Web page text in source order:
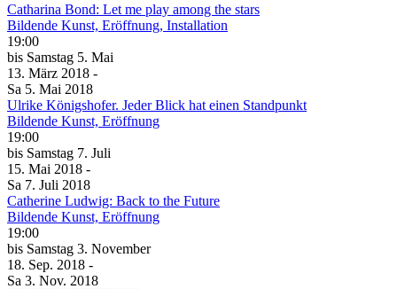
Catharina Bond: Let me play among the stars
Bildende Kunst, Eröffnung, Installation
19:00
bis Samstag 5. Mai
13. März 2018 -
Sa 5. Mai 2018
Ulrike Königshofer. Jeder Blick hat einen Standpunkt
Bildende Kunst, Eröffnung
19:00
bis Samstag 7. Juli
15. Mai 2018 -
Sa 7. Juli 2018
Catherine Ludwig: Back to the Future
Bildende Kunst, Eröffnung
19:00
bis Samstag 3. November
18. Sep. 2018 -
Sa 3. Nov. 2018